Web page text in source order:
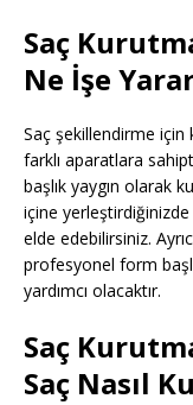
Saç
Ne İşe
Saç şekillendirme için
farklı aparatlara
başlık yaygın olarak
içine
elde edebilirsiniz.
profesyonel form
yardımcı olacaktır.
Saç
Saç Nasıl